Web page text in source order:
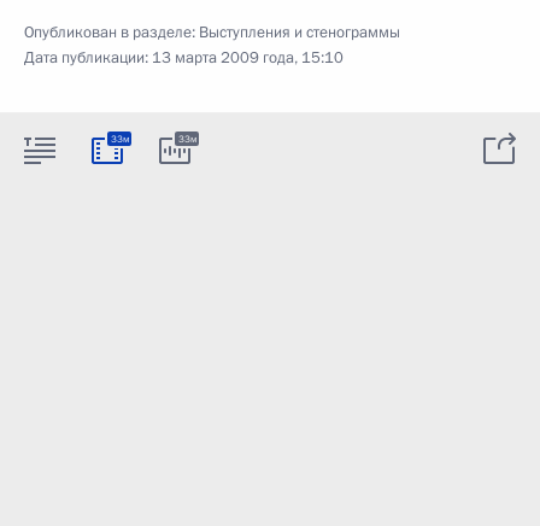
Опубликован в разделе: Выступления и стенограммы
Дата публикации: 13 марта 2009 года, 15:10
33м 33м